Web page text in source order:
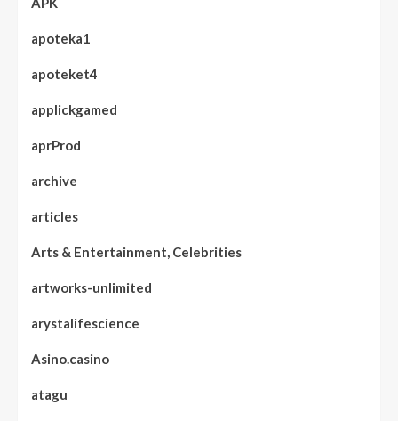
apoteka1
apoteket4
applickgamed
aprProd
archive
articles
Arts & Entertainment, Celebrities
artworks-unlimited
arystalifescience
Asino.casino
atagu